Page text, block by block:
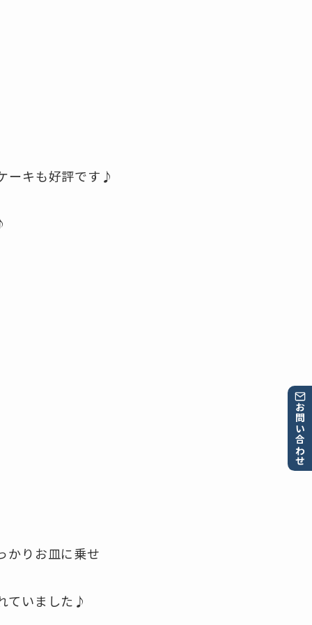
ーキも好評です♪
かりお皿に乗せ
ていました♪
お問い合わせ